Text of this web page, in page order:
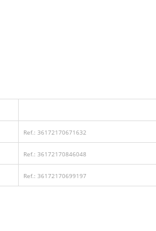
Ref.: 36172170671632
Ref.: 36172170846048
Ref.: 36172170699197